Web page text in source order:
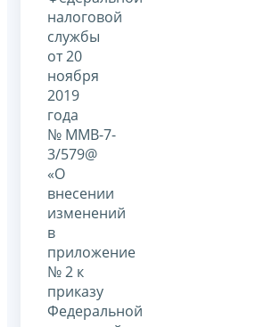
налоговой
службы
от 20
ноября
2019
года
№ ММВ-7-
3/579@
«О
внесении
изменений
в
приложение
№ 2 к
приказу
Федеральной